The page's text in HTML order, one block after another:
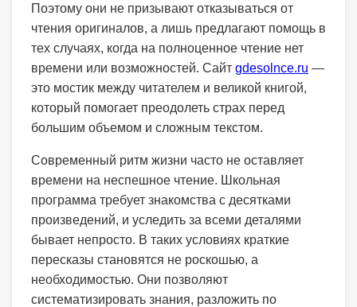
Поэтому они не призывают отказываться от
чтения оригиналов, а лишь предлагают помощь в
тех случаях, когда на полноценное чтение нет
времени или возможностей. Сайт gdesolnce.ru —
это мостик между читателем и великой книгой,
который помогает преодолеть страх перед
большим объемом и сложным текстом.
Современный ритм жизни часто не оставляет
времени на неспешное чтение. Школьная
программа требует знакомства с десятками
произведений, и уследить за всеми деталями
бывает непросто. В таких условиях краткие
пересказы становятся не роскошью, а
необходимостью. Они позволяют
систематизировать знания, разложить по